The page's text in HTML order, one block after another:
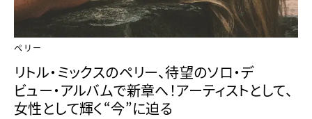
ペリー
リトル・ミックスのペリー、待望のソロ・デ
ビュー・アルバムで新章へ！アーティストとして、
女性として輝く“今”に迫る